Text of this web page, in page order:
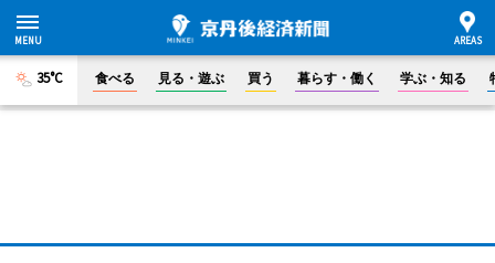
35°C 食べる 見る・遊ぶ 買う 暮らす・働く 学ぶ・知る